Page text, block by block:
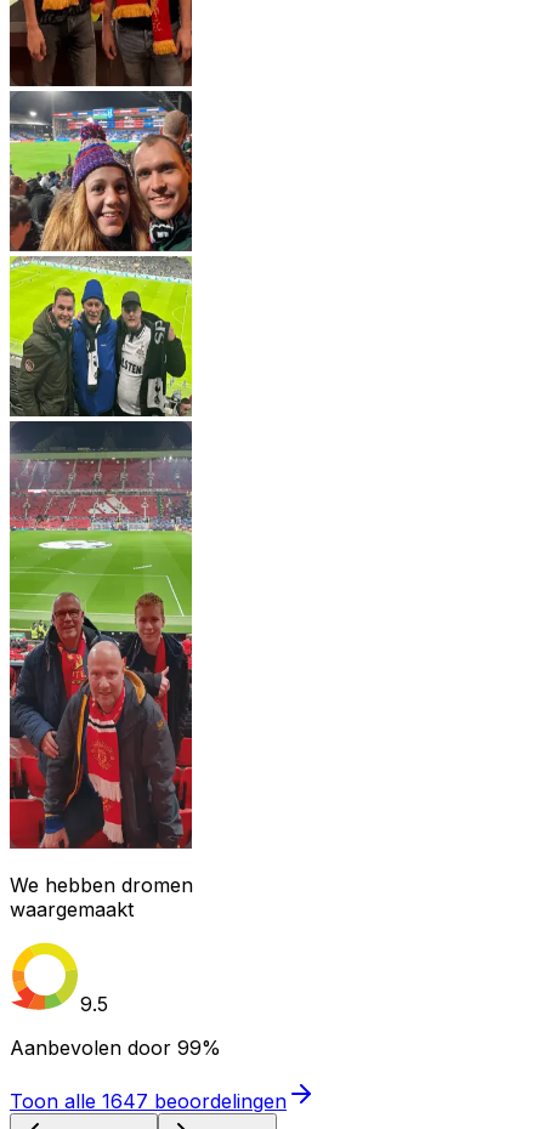
We hebben dromen
waargemaakt
9.5
Aanbevolen door 99%
Toon alle 1647 beoordelingen